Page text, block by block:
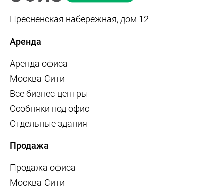
Пресненская набережная, дом 12
Аренда
Аренда офиса
Москва-Сити
Все бизнес-центры
Особняки под офис
Отдельные здания
Продажа
Продажа офиса
Москва-Сити